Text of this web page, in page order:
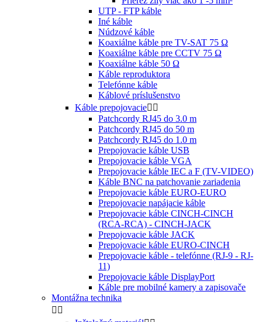
UTP - FTP káble
Iné káble
Núdzové káble
Koaxiálne káble pre TV-SAT 75 Ω
Koaxiálne káble pre CCTV 75 Ω
Koaxiálne káble 50 Ω
Káble reproduktora
Telefónne káble
Káblové príslušenstvo
Káble prepojovacie 
Patchcordy RJ45 do 3.0 m
Patchcordy RJ45 do 50 m
Patchcordy RJ45 do 1.0 m
Prepojovacie káble USB
Prepojovacie káble VGA
Prepojovacie káble IEC a F (TV-VIDEO)
Káble BNC na patchovanie zariadenia
Prepojovacie káble EURO-EURO
Prepojovacie napájacie káble
Prepojovacie káble CINCH-CINCH
(RCA-RCA) - CINCH-JACK
Prepojovacie káble JACK
Prepojovacie káble EURO-CINCH
Prepojovacie káble - telefónne (RJ-9 - RJ-
11)
Prepojovacie káble DisplayPort
Káble pre mobilné kamery a zapisovače
Montážna technika
 